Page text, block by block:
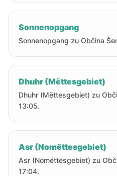
Sonnenopgang
Sonnenopgang zu Občina
Dhuhr (Mëttesgebiet)
Dhuhr (Mëttesgebiet) zu
13:05.
Asr (Nomëttesgebiet)
Asr (Nomëttesgebiet) zu
17:04.